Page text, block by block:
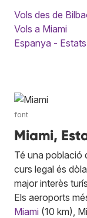
Vols des de
Vols a Miami
Espanya -
font
Miami,
Té una població
curs legal és
major interès
Els aeroports
Miami (10 km),